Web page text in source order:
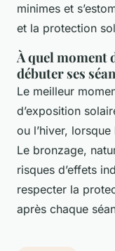
minimes et
et la protection
À quel moment
débuter ses
Le meilleur
d’exposition
ou l’hiver,
Le bronzage,
risques d’effets
respecter la
après chaque